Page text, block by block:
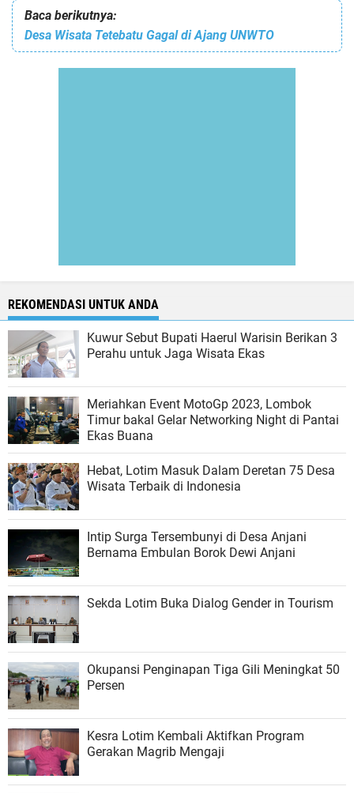
Baca berikutnya:
Desa Wisata Tetebatu Gagal di Ajang UNWTO
REKOMENDASI UNTUK ANDA
Kuwur Sebut Bupati Haerul Warisin Berikan 3
Perahu untuk Jaga Wisata Ekas
Meriahkan Event MotoGp 2023, Lombok
Timur bakal Gelar Networking Night di Pantai
Ekas Buana
Hebat, Lotim Masuk Dalam Deretan 75 Desa
Wisata Terbaik di Indonesia
Intip Surga Tersembunyi di Desa Anjani
Bernama Embulan Borok Dewi Anjani
Sekda Lotim Buka Dialog Gender in Tourism
Okupansi Penginapan Tiga Gili Meningkat 50
Persen
Kesra Lotim Kembali Aktifkan Program
Gerakan Magrib Mengaji